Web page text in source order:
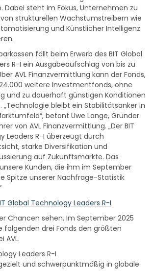
Dabei steht im Fokus, Unternehmen zu
strukturellen Wachstumstreibern wie
und Künstlicher Intelligenz
fällt beim Erwerb des BIT Global
R-I ein Ausgabeaufschlag von bis zu
AVL Finanzvermittlung kann der Fonds,
weitere Investmentfonds, ohne
und zu dauerhaft günstigen Konditionen
„Technologie bleibt ein Stabilitätsanker in
betont Uwe Lange, Gründer
von AVL Finanzvermittlung. „Der BIT
Leaders R-I überzeugt durch
starke Diversifikation und
auf Zukunftsmärkte. Das
Kunden, die ihm im September
Spitze unserer Nachfrage-Statistik
Global Technology Leaders R-I
Chancen sehen. Im September 2025
folgenden drei Fonds den größten
AVL.
Leaders R-I
und schwerpunktmäßig in globale